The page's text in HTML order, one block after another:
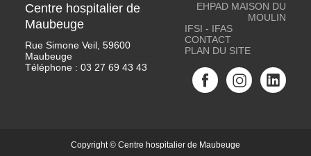
Centre hospitalier de
Maubeuge
Rue Simone Veil, 59600
Maubeuge
Téléphone : 03 27 69 43 43
EHPAD MAISON DU
MOULIN
IFSI - IFAS
CONTACT
PLAN DU SITE
Copyright © Centre hospitalier de Maubeuge